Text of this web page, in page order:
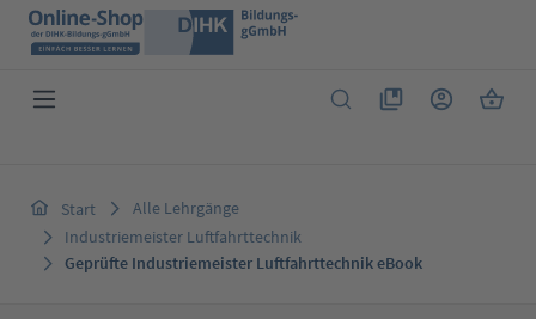
Zum Hauptinhalt springen
Du hast 0 Produkte
Start
Alle Lehrgänge
Industriemeister Luftfahrttechnik
Geprüfte Industriemeister Luftfahrttechnik eBook